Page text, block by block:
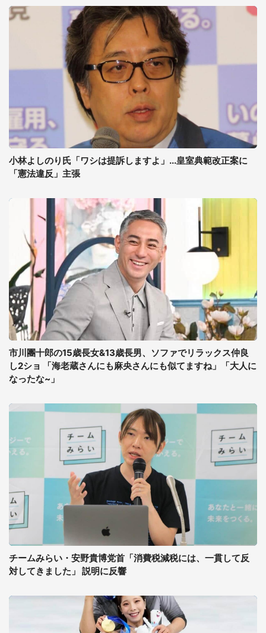
小林よしのり氏「ワシは提訴しますよ」...皇室典範改正案に
「憲法違反」主張
市川團十郎の15歳長女&13歳長男、ソファでリラックス仲良
し2ショ 「海老蔵さんにも麻央さんにも似てますね」「大人に
なったな~」
チームみらい・安野貴博党首「消費税減税には、一貫して反
対してきました」 説明に反響